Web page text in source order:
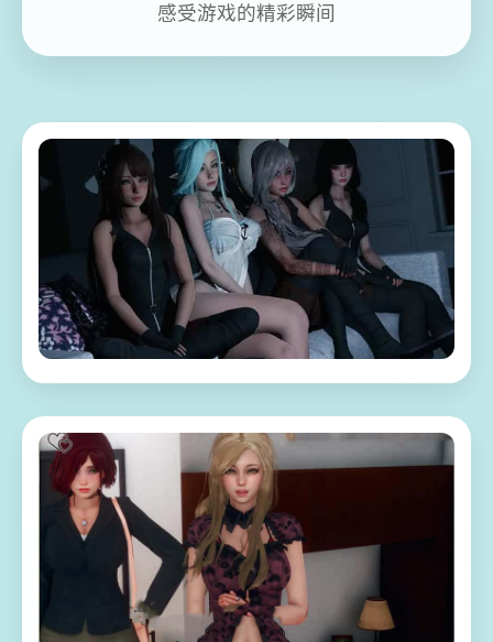
感受游戏的精彩瞬间